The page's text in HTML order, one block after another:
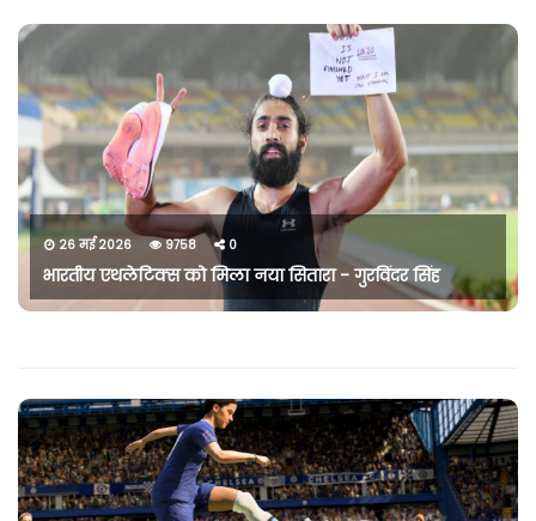
26 मई 2026 9758 0
भारतीय एथलेटिक्स को मिला नया सितारा - गुरविंदर सिंह